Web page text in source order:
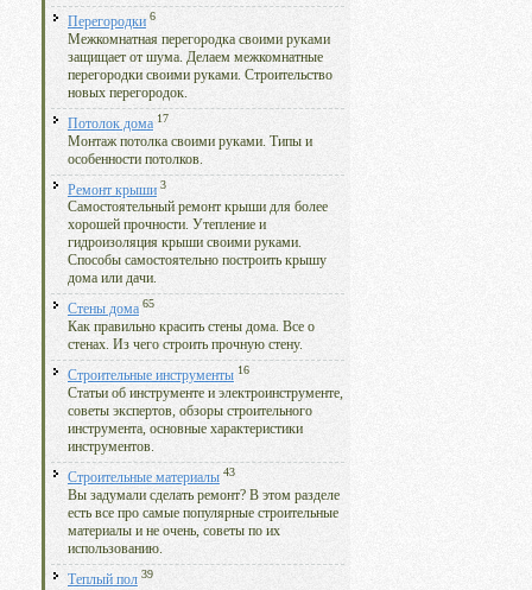
Перегородки 6
Межкомнатная перегородка своими руками
защищает от шума. Делаем межкомнатные
перегородки своими руками. Строительство
новых перегородок.
Потолок дома 17
Монтаж потолка своими руками. Типы и
особенности потолков.
Ремонт крыши 3
Самостоятельный ремонт крыши для более
хорошей прочности. Утепление и
гидроизоляция крыши своими руками.
Способы самостоятельно построить крышу
дома или дачи.
Стены дома 65
Как правильно красить стены дома. Все о
стенах. Из чего строить прочную стену.
Строительные инструменты 16
Статьи об инструменте и электроинструменте,
советы экспертов, обзоры строительного
инструмента, основные характеристики
инструментов.
Строительные материалы 43
Вы задумали сделать ремонт? В этом разделе
есть все про самые популярные строительные
материалы и не очень, советы по их
использованию.
Теплый пол 39